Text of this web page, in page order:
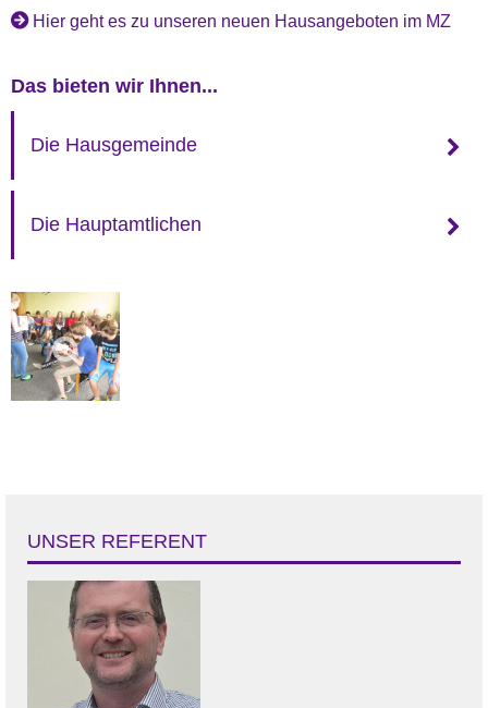
Hier geht es zu unseren neuen Hausangeboten im MZ
Das bieten wir Ihnen...
Die Hausgemeinde
Die Hauptamtlichen
UNSER REFERENT